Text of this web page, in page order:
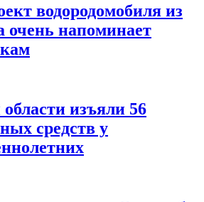
водородомобиля из
очень напоминает
изъяли 56
средств у